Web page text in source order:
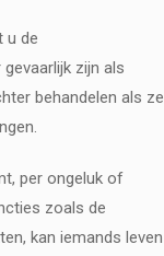
u de
zijn als
behandelen als ze
per ongeluk of
zoals de
kan iemands leven